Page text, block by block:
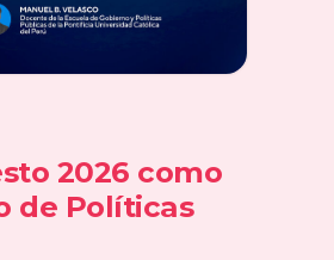
2026 como
de Políticas